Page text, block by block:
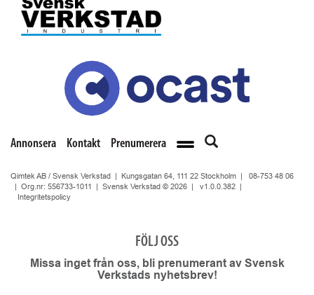
Annonsera Kontakt Prenumerera
Qimtek AB / Svensk Verkstad | Kungsgatan 64, 111 22 Stockholm | 08-753 48 06
| Org.nr: 556733-1011 | Svensk Verkstad © 2026 | v1.0.0.382
Integritetspolicy
FÖLJ OSS
Missa inget från oss, bli prenumerant av Svensk
Verkstads nyhetsbrev!